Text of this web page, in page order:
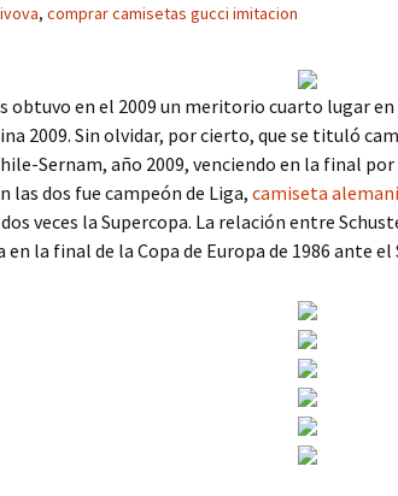
, comprar camisetas gucci imitacion
obtuvo en el 2009 un meritorio cuarto lugar
2009. Sin olvidar, por cierto, que se tituló
Sernam, año 2009, venciendo en la final
las dos fue campeón de Liga, camiseta
dos veces la Supercopa. La relación entre
la final de la Copa de Europa de 1986 ante el